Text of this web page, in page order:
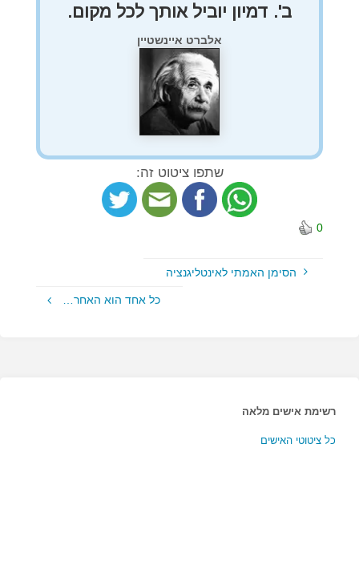
ב'. דמיון יוביל אותך לכל מקום.
אלברט איינשטיין
שתפו ציטוט זה:
0
הסימן האמתי לאינטליגנציה
כל אחד הוא האחר…
רשימת אישים מלאה
כל ציטוטי האישים